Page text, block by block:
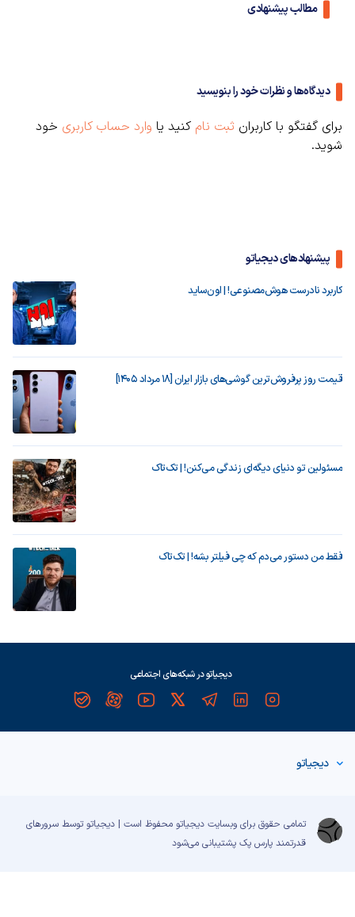
مطالب پیشنهادی
دیدگاه‌ها و نظرات خود را بنویسید
برای گفتگو با کاربران ثبت نام کنید یا وارد حساب کاربری خود
شوید.
پیشنهادهای دیجیاتو
کاربرد نادرست هوش‌مصنوعی! | اون‌ساید
قیمت روز پرفروش‌ترین گوشی‌های بازار ایران [18 مرداد 1405]
مسئولین تو دنیای دیگه‌ای زندگی می‌کنن! | تک‌تاک
فقط من دستور می‌دم که چی فیلتر بشه! | تک‌تاک
دیجیاتو در شبکه‌های اجتماعی
دیجیاتو
تمامی حقوق برای وبسایت دیجیاتو محفوظ است | دیجیاتو توسط سرورهای
قدرتمند پارس پک پشتیبانی می‌شود